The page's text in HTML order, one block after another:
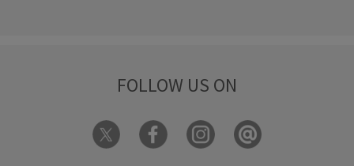
FOLLOW US ON